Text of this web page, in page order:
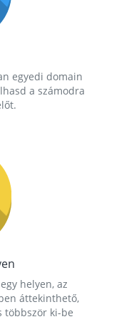
egyedi domain
a számodra
helyen, az
áttekinthető,
többször ki-be